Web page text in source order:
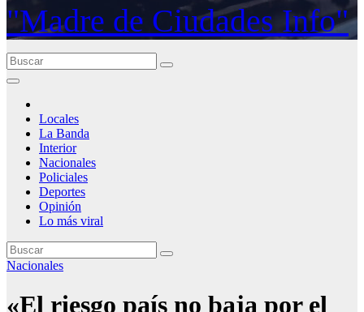
"Madre de Ciudades Info"
Locales
La Banda
Interior
Nacionales
Policiales
Deportes
Opinión
Lo más viral
Nacionales
«El riesgo país no baja por el